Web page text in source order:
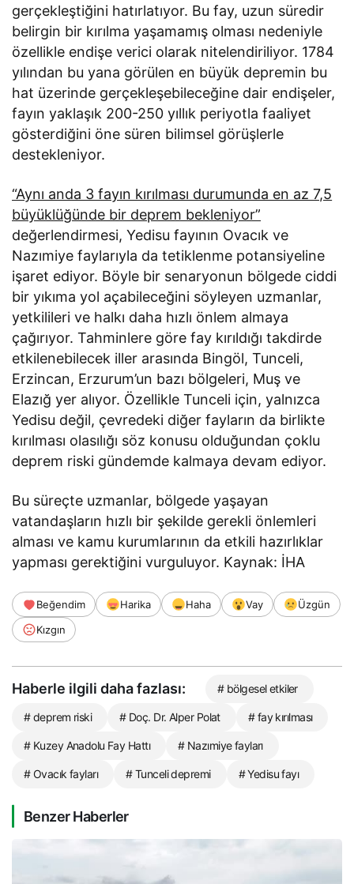
gerçekleştiğini hatırlatıyor. Bu fay, uzun süredir
belirgin bir kırılma yaşamamış olması nedeniyle
özellikle endişe verici olarak nitelendiriliyor. 1784
yılından bu yana görülen en büyük depremin bu
hat üzerinde gerçekleşebileceğine dair endişeler,
fayın yaklaşık 200-250 yıllık periyotla faaliyet
gösterdiğini öne süren bilimsel görüşlerle
destekleniyor.
“Aynı anda 3 fayın kırılması durumunda en az 7,5
büyüklüğünde bir deprem bekleniyor”
değerlendirmesi, Yedisu fayının Ovacık ve
Nazımiye faylarıyla da tetiklenme potansiyeline
işaret ediyor. Böyle bir senaryonun bölgede ciddi
bir yıkıma yol açabileceğini söyleyen uzmanlar,
yetkilileri ve halkı daha hızlı önlem almaya
çağırıyor. Tahminlere göre fay kırıldığı takdirde
etkilenebilecek iller arasında Bingöl, Tunceli,
Erzincan, Erzurum’un bazı bölgeleri, Muş ve
Elazığ yer alıyor. Özellikle Tunceli için, yalnızca
Yedisu değil, çevredeki diğer fayların da birlikte
kırılması olasılığı söz konusu olduğundan çoklu
deprem riski gündemde kalmaya devam ediyor.
Bu süreçte uzmanlar, bölgede yaşayan
vatandaşların hızlı bir şekilde gerekli önlemleri
alması ve kamu kurumlarının da etkili hazırlıklar
yapması gerektiğini vurguluyor. Kaynak: İHA
Beğendim Harika Haha Vay
Üzgün
Kızgın
Haberle ilgili daha fazlası: # bölgesel etkiler
# deprem riski # Doç. Dr. Alper Polat # fay kırılması
# Kuzey Anadolu Fay Hattı # Nazımiye fayları
# Ovacık fayları # Tunceli depremi # Yedisu fayı
Benzer Haberler